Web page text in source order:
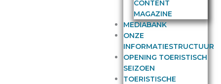
CONTENT
MAGAZINE
MEDIABANK
ONZE
INFORMATIESTRUCTUUR
OPENING TOERISTISCH
SEIZOEN
TOERISTISCHE